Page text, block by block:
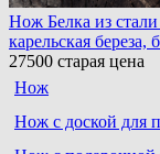
Нож Белка из
карельская береза,
27500 старая цена
Нож
Нож с доской для